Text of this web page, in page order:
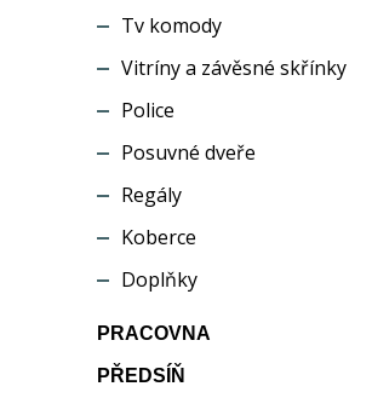
Tv komody
Vitríny a závěsné skřínky
Police
Posuvné dveře
Regály
Koberce
Doplňky
PRACOVNA
PŘEDSÍŇ